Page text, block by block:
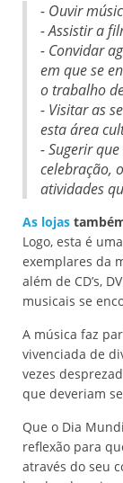
- Ouvir
- Assistir a
- Convidar
em que se
o trabalho
- Visitar as
esta área
- Sugerir
celebração,
atividades
As lojas
Logo, esta é
exemplares da
além de CD’s,
musicais se
A música faz
vivenciada de
vezes
que deveriam
Que o Dia
reflexão para
através do seu